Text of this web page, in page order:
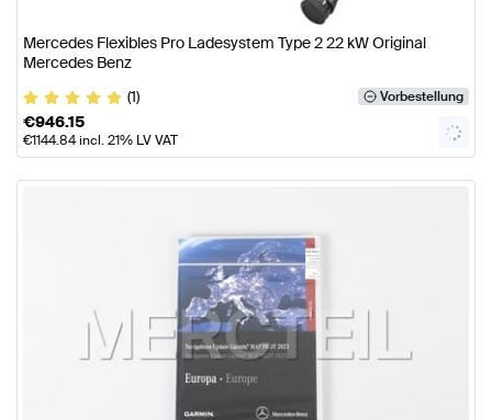
Mercedes Flexibles Pro Ladesystem Type 2 22 kW Original
Mercedes Benz
(1)
Vorbestellung
€946.15
€1144.84incl. 21% LV VAT